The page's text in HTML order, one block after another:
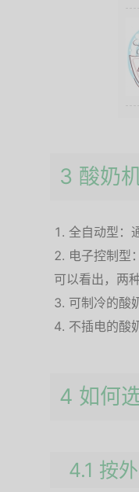
3 酸奶
全自动型：
电子控制型
可以看出，两
可制冷的酸
不插电的酸
4 如何
4.1 按